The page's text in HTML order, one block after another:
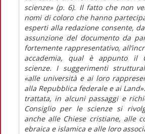
scienze» (p. 6). Il fatto che non
nomi di coloro che hanno
esperti alla redazione consente,
assunzione del documento da
fortemente rappresentativo,
accademia, qual è appunto il
scienze. I suggerimenti
«alle università e ai loro
alla Repubblica federale e ai
trattata, in alcuni passaggi e
Consiglio per le scienze si
anche alle Chiese cristiane, alle
ebraica e islamica e alle loro